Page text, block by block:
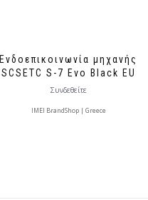
Ενδοεπικοινωνία μηχανής
SCSETC S-7 Evo Black EU
Συνδεθείτε
IMEI BrandShop | Greece